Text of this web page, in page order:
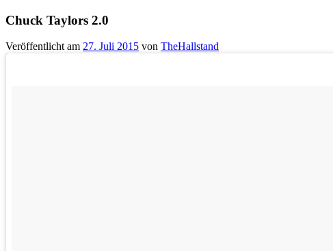
Chuck Taylors 2.0
Veröffentlicht am 27. Juli 2015 von TheHallstand